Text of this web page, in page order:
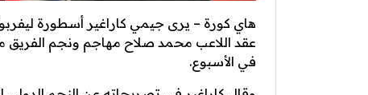
هاي كورة – يرى جيمي كاراغير أسطورة
في الأسبوع.